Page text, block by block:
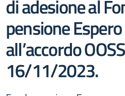
di adesione al
pensione
all’accordo
16/11/2023.